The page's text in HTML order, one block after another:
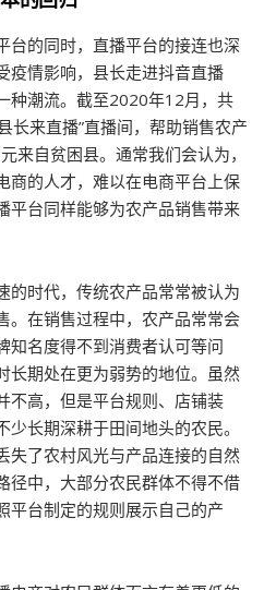
台的同时，直播平台的接连也深
疫情影响，县长走进抖音直播
种潮流。截至2020年12月，共
长来直播”直播间，帮助销售农产
来自贫困县。通常我们会认为，
商的人才，难以在电商平台上保
平台同样能够为农产品销售带来
的时代，传统农产品常常被认为
。在销售过程中，农产品常常会
知名度得不到消费者认可等问
长期处在更为弱势的地位。虽然
不高，但是平台规则、店铺装
长期深耕于田间地头的农民。
失了农村风光与产品连接的自然
径中，大部分农民群体不得不借
平台制定的规则展示自己的产